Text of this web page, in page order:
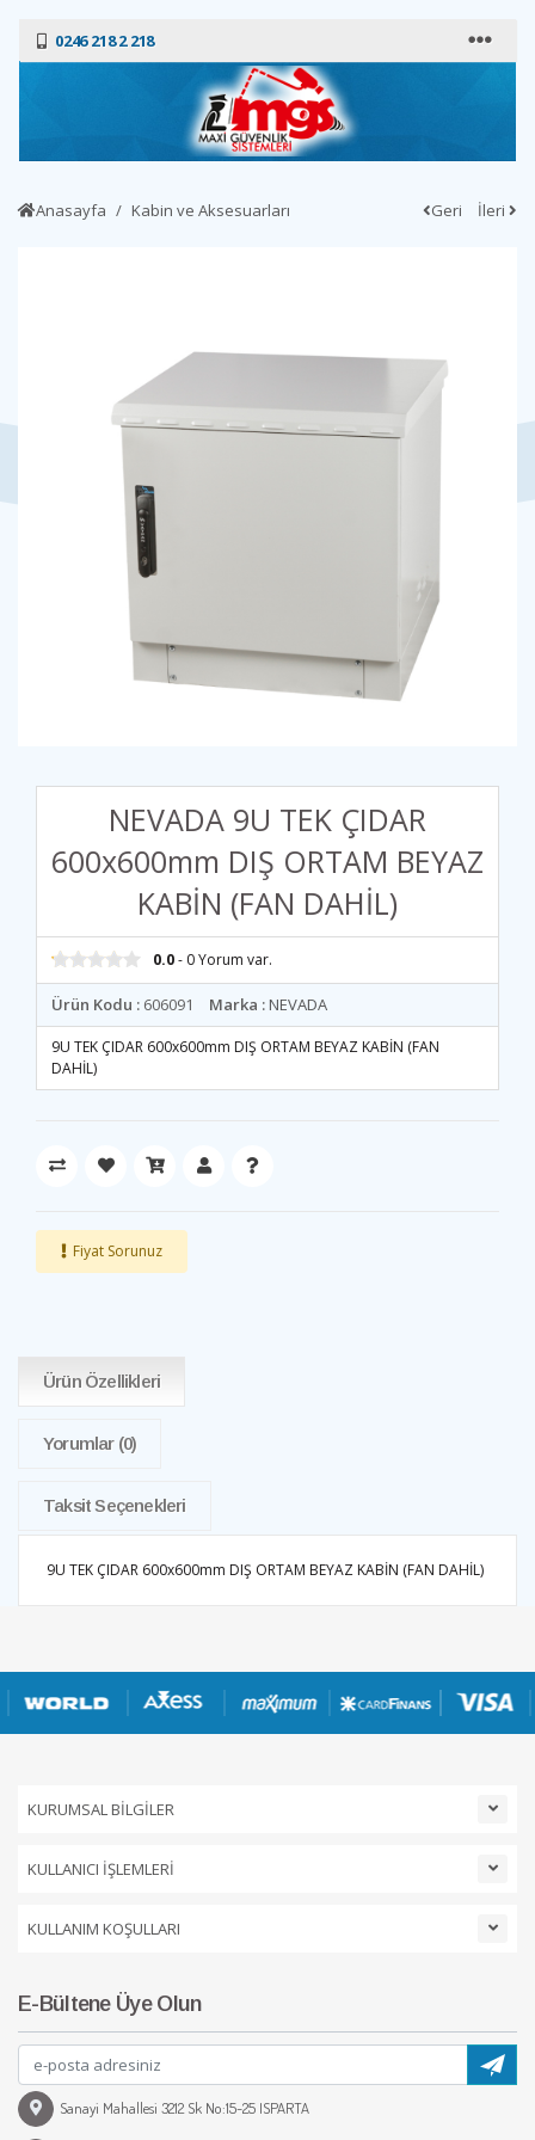
0246 218 2 218
Anasayfa Kabin ve Aksesuarları Geri İleri
NEVADA 9U TEK ÇIDAR
600x600mm DIŞ ORTAM BEYAZ
KABİN (FAN DAHİL)
0.0- 0 Yorum var.
Ürün Kodu : 606091 Marka :NEVADA
9U TEK ÇIDAR 600x600mm DIŞ ORTAM BEYAZ KABİN (FAN
DAHİL)
Fiyat Sorunuz
Ürün Özellikleri
Yorumlar (0)
Taksit Seçenekleri
9U TEK ÇIDAR 600x600mm DIŞ ORTAM BEYAZ KABİN (FAN DAHİL)
KURUMSAL BİLGİLER
KULLANICI İŞLEMLERİ
KULLANIM KOŞULLARI
E-Bültene Üye Olun
Sanayi Mahallesi 3212 Sk No:15-25 ISPARTA